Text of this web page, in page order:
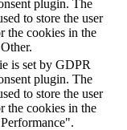
plugin. The
to store the user
the cookies in the
is set by GDPR
plugin. The
to store the user
the cookies in the